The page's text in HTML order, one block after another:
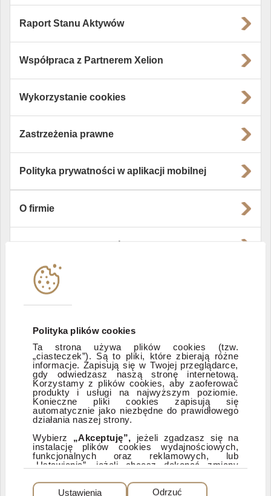
Polityka plików cookies
Ta strona używa plików cookies (tzw.
„ciasteczek”). Są to pliki, które zbierają różne
informacje. Zapisują się w Twojej przeglądarce,
gdy odwiedzasz naszą stronę internetową.
Korzystamy z plików cookies, aby zaoferować
produkty i usługi na najwyższym poziomie.
Konieczne pliki cookies zapisują się
automatycznie jako niezbędne do prawidłowego
działania naszej strony.
Wybierz „Akceptuję”, jeżeli zgadzasz się na
instalację plików cookies wydajnościowych,
funkcjonalnych oraz reklamowych, lub
„Ustawienia”, jeżeli chcesz dokonać zmiany
Dzięki plikom cookies możemy: udostępniać
Ustawienia Odrzuć
Raport Stanu Aktywów
Współpraca z Partnerem Xelion
Wykorzystanie cookies
Zastrzeżenia prawne
Polityka prywatności w aplikacji mobilnej
O firmie
Instytucje współpracujące
Zastrzeżenia prawne
ESG
PEŁNA WERSJA SERWISU